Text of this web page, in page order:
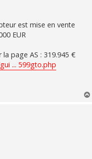
est mise en vente
EUR
page AS : 319.945 €
... 599gto.php